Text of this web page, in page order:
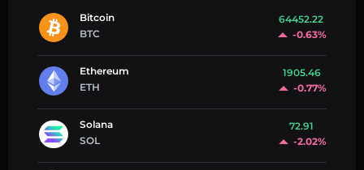
Bitcoin
BTC
64452.22
-0.63%
Ethereum
ETH
1905.46
-0.77%
Solana
SOL
72.91
-2.02%